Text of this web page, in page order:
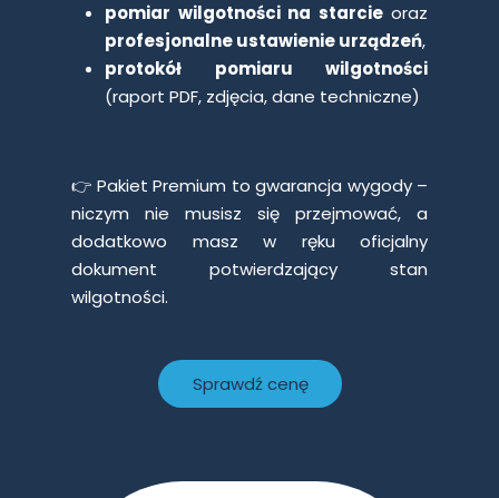
Sprawdź cenę
pomiar wilgotności na starcieoraz
profesjonalne ustawienie urządzeń,
protokół pomiaru wilgotności
(raport PDF, zdjęcia, dane techniczne)
👉 Pakiet Premium to gwarancja wygody –
niczym nie musisz się przejmować, a
dodatkowo masz w ręku oficjalny
dokument potwierdzający stan
wilgotności.